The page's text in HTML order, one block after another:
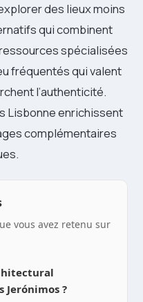
des lieux moins
qui combinent
spécialisées
fréquentés qui valent
l’authenticité.
Lisbonne enrichissent
complémentaires
vous avez retenu sur
Jerónimos ?